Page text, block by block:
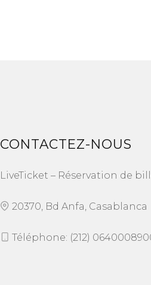
CONTACTEZ-NOUS
LiveTicket – Réservation de
20370, Bd Anfa, Casablanca
Téléphone: (212)